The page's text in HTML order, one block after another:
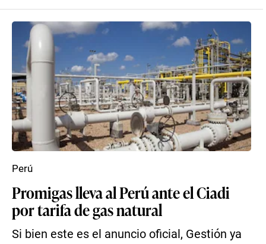
Promigas lleva al Perú ante el Ciadi
por tarifa de gas natural
Si bien este es el anuncio oficial, Gestión ya
Perú